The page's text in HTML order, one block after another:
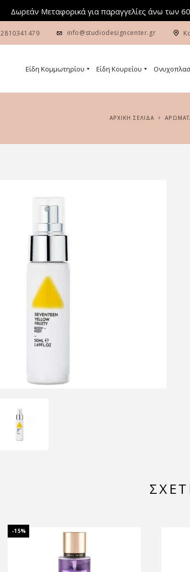
Δωρεάν Μεταφορικά για παραγγελίες άνω των
2810341479 info@studiodesigncenter.gr
Είδη Κομμωτηρίου Είδη Κουρείου
ΑΡΧΙΚΉ ΣΕΛΊΔΑ
-15%